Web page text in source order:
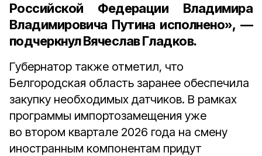
Российской Федерации Владимира
Владимировича Путина исполнено», —
подчеркнул Вячеслав Гладков.
Губернатор также отметил, что
Белгородская область заранее обеспечила
закупку необходимых датчиков. В рамках
программы импортозамещения уже
во втором квартале 2026 года на смену
иностранным компонентам придут